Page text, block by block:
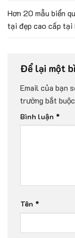
Hơn 20 mẫu biển
tại đẹp cao cấp tại
Để lại một
Email của bạn
trường bắt
Bình luận *
Tên *